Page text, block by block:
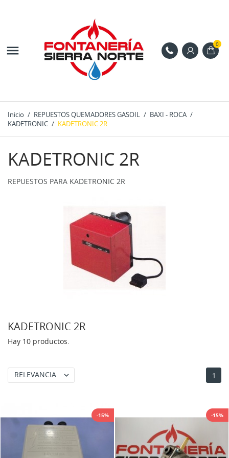
 0
Inicio REPUESTOS QUEMADORES GASOIL
BAXI - ROCA
KADETRONIC
KADETRONIC 2R
KADETRONIC 2R
REPUESTOS PARA KADETRONIC 2R
KADETRONIC 2R
Hay 10 productos.
RELEVANCIA  1
-15% -15%